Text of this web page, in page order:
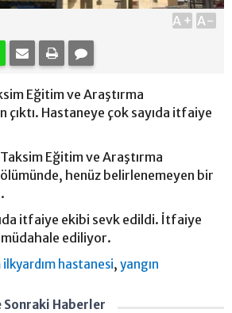
A+ A-
Eğitim ve Araştırma
çıktı. Hastaneye çok sayıda itfaiye
Eğitim ve Araştırma
henüz belirlenemeyen bir
itfaiye ekibi sevk edildi. İtfaiye
ediliyor.
hastanesi,yangın
Sonraki Haberler